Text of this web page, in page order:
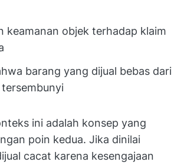
keamanan objek terhadap klaim
barang yang dijual bebas dari
ini adalah konsep yang
poin kedua. Jika dinilai
cacat karena kesengajaan